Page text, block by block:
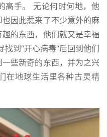
高手。 无论何时何地，他
因此惹来了不少意外的麻
的东西，他们就又是幸福
到“开心病毒”后回到他们
些新奇的东西，并为之兴
在地球生活里各种古灵精